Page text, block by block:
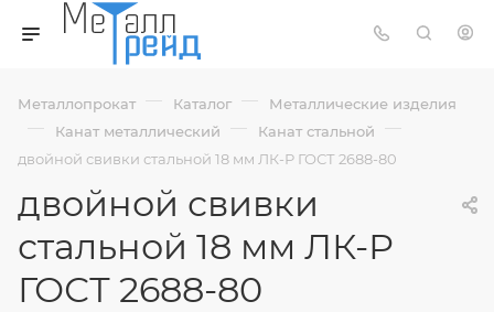
Металлопрокат — Каталог — Металлические изделия
— Канат металлический — Канат стальной —
двойной свивки стальной 18 мм ЛК-Р ГОСТ 2688-80
двойной свивки
стальной 18 мм ЛК-Р
ГОСТ 2688-80